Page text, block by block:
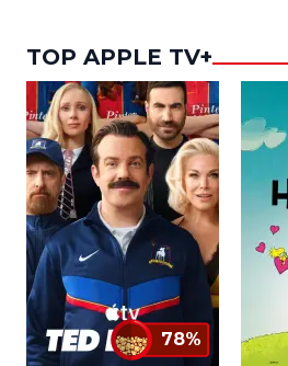
TOP APPLE TV+
78%